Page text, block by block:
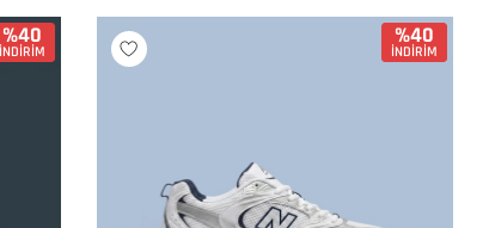
%40
İNDİRİM
%40
İNDİRİM